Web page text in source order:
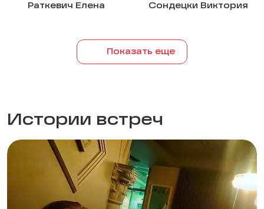
Раткевич Елена Сондецки Виктория
Показать еще
Истории встреч